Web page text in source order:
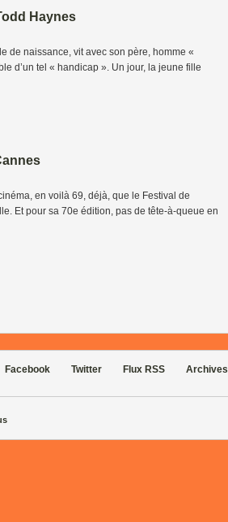
Haynes
de naissance, vit avec son père, homme «
d’un tel « handicap ». Un jour, la jeune fille
en voilà 69, déjà, que le Festival de
Et pour sa 70e édition, pas de tête-à-queue en
Facebook Twitter Flux RSS Archives